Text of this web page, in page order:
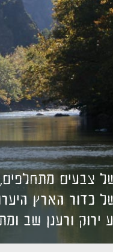
צבעים
כדור הארץ
ירוק ורענן שב